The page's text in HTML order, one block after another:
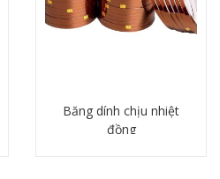
Băng dính chịu nhiệt
đồng